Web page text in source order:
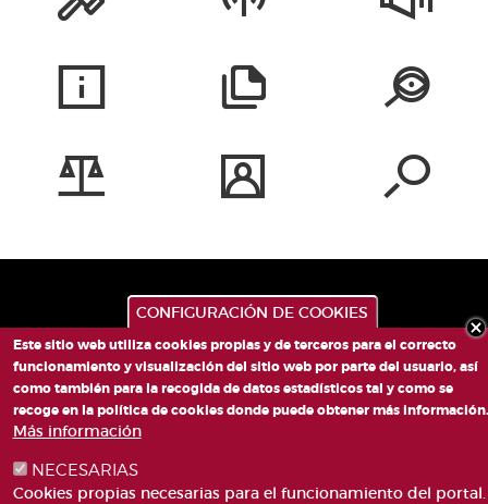
PLAZA DE SAN LORENZO, 4 VALÈNCIA 46003
CORREO
CONFIGURACIÓN DE COOKIES
Este sitio web utiliza cookies propias y de terceros para el correcto
funcionamiento y visualización del sitio web por parte del usuario, así
como también para la recogida de datos estadísticos tal y como se
recoge en la política de cookies donde puede obtener más información.
Más información
NECESARIAS
Cookies propias necesarias para el funcionamiento del portal.